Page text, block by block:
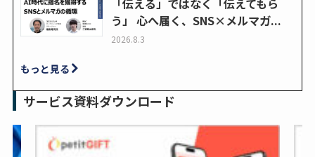
「伝える」ではなく「伝えてもら
う」 心へ届く、SNS×メルマガ...
2026.8.3
もっと見る
サービス資料ダウンロード